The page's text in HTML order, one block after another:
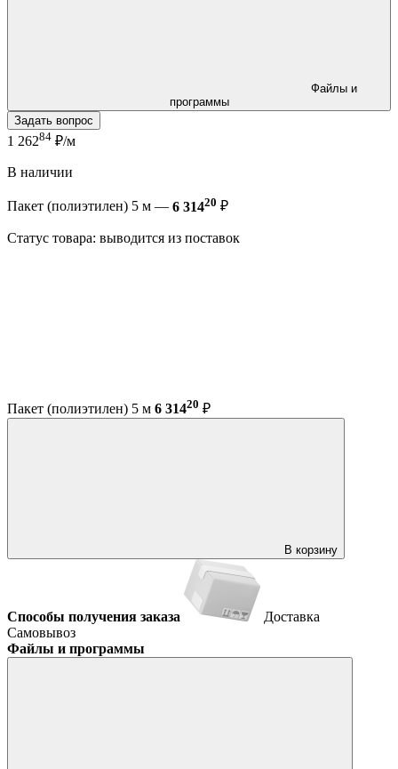
программы
Задать вопрос
1 26284 ₽/м
В наличии
Пакет (полиэтилен) 5 м — 6 31420 ₽
Статус товара: выводится из поставок
Пакет (полиэтилен) 5 м 6 31420 ₽
В корзину
Способы получения заказа
Доставка
Самовывоз
Файлы и программы